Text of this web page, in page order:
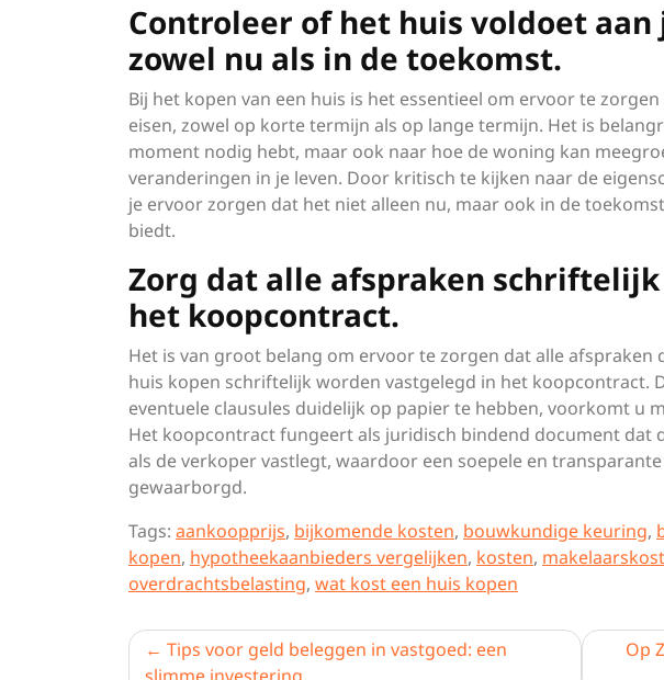
Controleer of het huis voldoet aan
zowel nu als in de toekomst.
Bij het kopen van een huis is het essentieel om ervoor te
eisen, zowel op korte termijn als op lange termijn. Het is
moment nodig hebt, maar ook naar hoe de woning kan
veranderingen in je leven. Door kritisch te kijken naar de
je ervoor zorgen dat het niet alleen nu, maar ook in de
biedt.
Zorg dat alle afspraken
het koopcontract.
Het is van groot belang om ervoor te zorgen dat alle afspraken
huis kopen schriftelijk worden vastgelegd in het koopcontract.
eventuele clausules duidelijk op papier te hebben, voorkomt u
Het koopcontract fungeert als juridisch bindend document dat
als de verkoper vastlegt, waardoor een soepele en
gewaarborgd.
Tags: aankoopprijs, bijkomende kosten, bouwkundige keuring,
kopen, hypotheekaanbieders vergelijken, kosten,
overdrachtsbelasting, wat kost een huis kopen
Berichtnavigatie
Tips voor geld beleggen in vastgoed: een
Op